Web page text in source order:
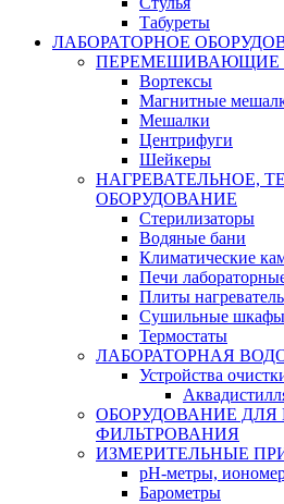
Табуреты
ЛАБОРАТОРНОЕ
ПЕРЕМЕШИВАЮЩИЕ
Вортексы
Магнитные
Мешалки
Центрифуги
Шейкеры
НАГРЕВАТЕЛЬНОЕ,
ОБОРУДОВАНИЕ
Стерилизаторы
Водяные бани
Климатические
Печи
Плиты
Сушильные шкафы
Термостаты
ЛАБОРАТОРНАЯ
Устройства
ОБОРУДОВАНИЕ
ФИЛЬТРОВАНИЯ
ИЗМЕРИТЕЛЬНЫЕ
pH-метры,
Барометры